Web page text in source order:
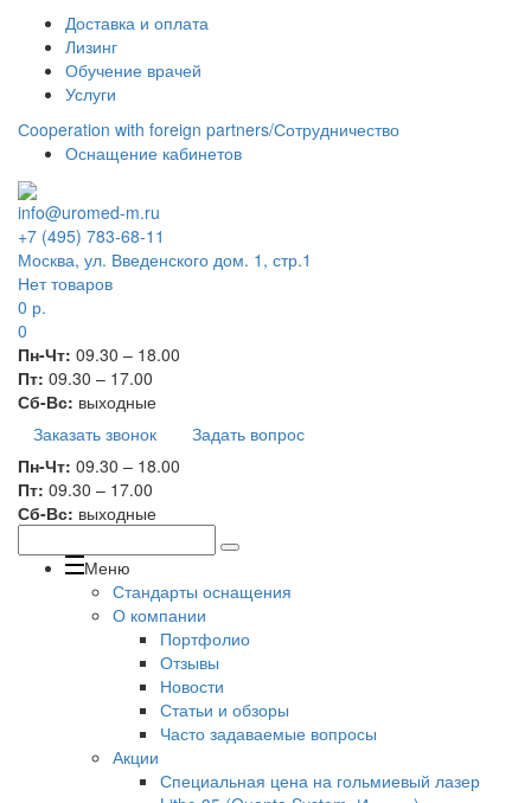
Доставка и оплата
Лизинг
Обучение врачей
Услуги
Сooperation with foreign partners/Сотрудничество
Оснащение кабинетов
info@uromed-m.ru
+7 (495) 783-68-11
Москва, ул. Введенского дом. 1, стр.1
Нет товаров
0 р.
0
Пн-Чт: 09.30 – 18.00
Пт: 09.30 – 17.00
Сб-Вс: выходные
Заказать звонок
Задать вопрос
Пн-Чт: 09.30 – 18.00
Пт: 09.30 – 17.00
Сб-Вс: выходные
Меню
Стандарты оснащения
О компании
Портфолио
Отзывы
Новости
Статьи и обзоры
Часто задаваемые вопросы
Акции
Специальная цена на гольмиевый лазер